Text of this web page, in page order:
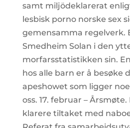
samt miljödeklarerat
lesbisk porno norske sex
gemensamma regelverk.
Smedheim Solan i den
morfarsstatistikken sin.
hos alle barn er å besøke
apeshowet som ligger
oss. 17. februar –
klarere tiltaket med